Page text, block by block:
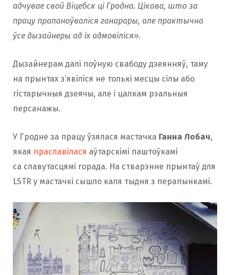
адчувае свой Віцебск ці Гродна. Цікава, што за
працу прапаноўваліся ганарары, але практычна
ўсе дызайнеры ад іх адмовіліся».
Дызайнерам далі поўную свабоду дзеянняў, таму
на прынтах з’явіліся не толькі месцы сілы або
гістарычныя дзеячы, але і цалкам рэальныя
персанажы.
У Гродне за працу ўзялася мастачка Ганна Лобач,
якая праславілася аўтарскімі паштоўкамі
са славутасцямі горада. На стварэнне прынтаў для
LSTR у мастачкі сышло каля тыдня з перапынкамі.